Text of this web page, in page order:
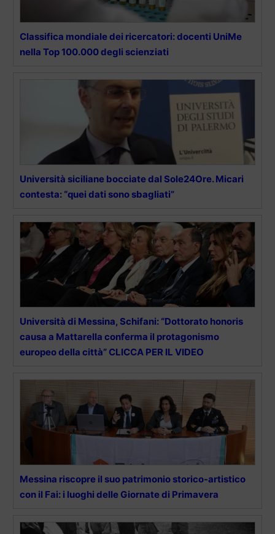
Classifica mondiale dei ricercatori: docenti UniMe
nella Top 100.000 degli scienziati
Università siciliane bocciate dal Sole24Ore. Micari
contesta: “quei dati sono sbagliati”
Università di Messina, Schifani: “Dottorato honoris
causa a Mattarella conferma il protagonismo
europeo della città” CLICCA PER IL VIDEO
Messina riscopre il suo patrimonio storico-artistico
con il Fai: i luoghi delle Giornate di Primavera